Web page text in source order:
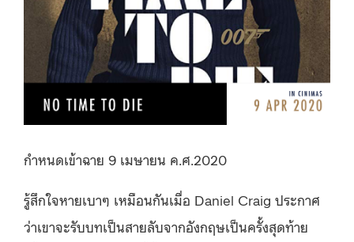
กำหนดเข้าฉาย 9 เมษายน ค.ศ.2020
รู้สึกใจหายเบาๆ เหมือนกันเมื่อ Daniel Craig ประกาศ
ว่าเขาจะรับบทเป็นสายลับจากอังกฤษเป็นครั้งสุดท้าย